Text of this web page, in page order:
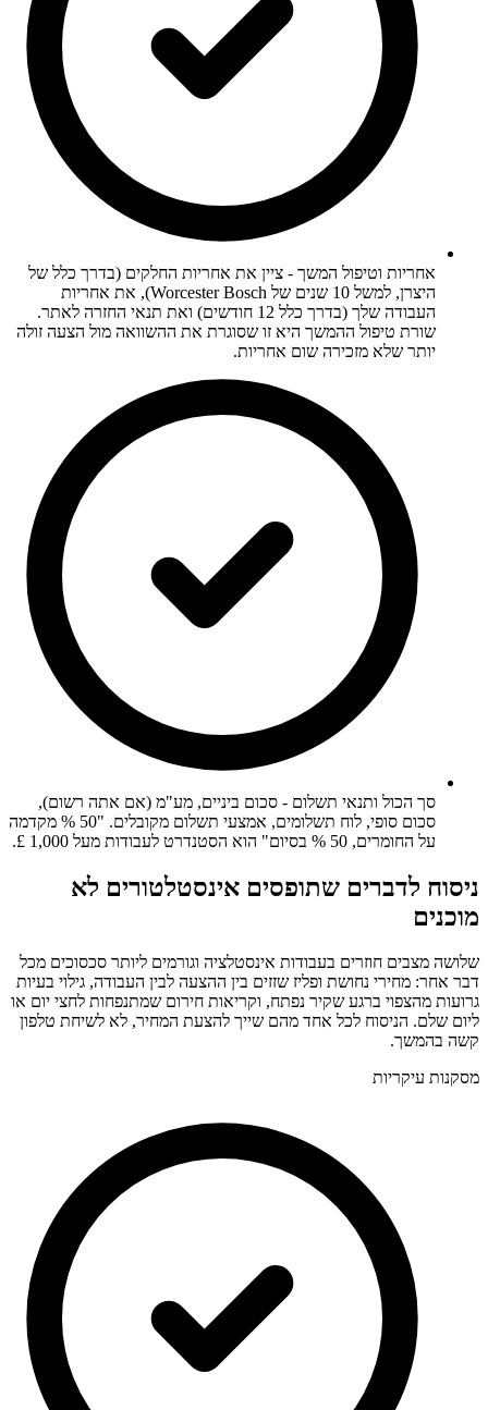
אחריות וטיפול המשך - ציין את אחריות החלקים (בדרך כלל של
היצרן, למשל 10 שנים של Worcester Bosch), את אחריות
העבודה שלך (בדרך כלל 12 חודשים) ואת תנאי החזרה לאתר.
שורת טיפול ההמשך היא זו שסוגרת את ההשוואה מול הצעה זולה
יותר שלא מזכירה שום אחריות.
סך הכול ותנאי תשלום - סכום ביניים, מע"מ (אם אתה רשום),
סכום סופי, לוח תשלומים, אמצעי תשלום מקובלים. "50 % מקדמה
על החומרים, 50 % בסיום" הוא הסטנדרט לעבודות מעל 1,000 £.
ניסוח לדברים שתופסים אינסטלטורים לא
מוכנים
שלושה מצבים חוזרים בעבודות אינסטלציה וגורמים ליותר סכסוכים מכל
דבר אחר: מחירי נחושת ופליז שזזים בין ההצעה לבין העבודה, גילוי בעיות
גרועות מהצפוי ברגע שקיר נפתח, וקריאות חירום שמתנפחות לחצי יום או
ליום שלם. הניסוח לכל אחד מהם שייך להצעת המחיר, לא לשיחת טלפון
קשה בהמשך.
מסקנות עיקריות